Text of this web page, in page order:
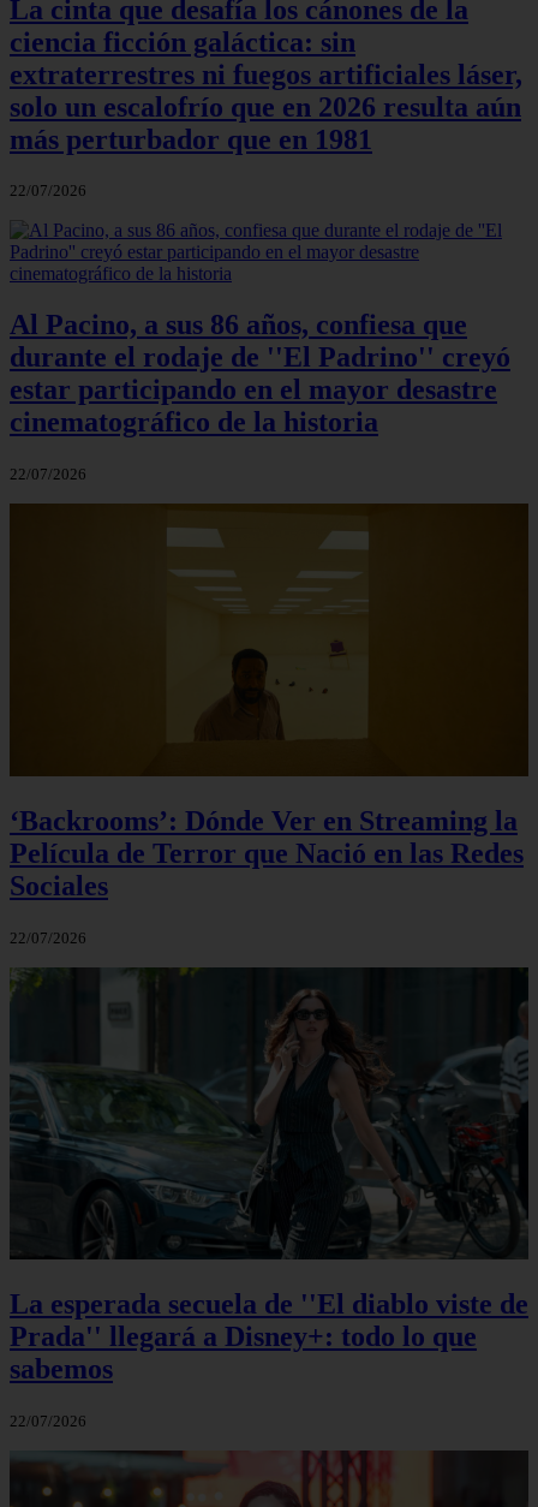
La cinta que desafía los cánones de la
ciencia ficción galáctica: sin
extraterrestres ni fuegos artificiales láser,
solo un escalofrío que en 2026 resulta aún
más perturbador que en 1981
22/07/2026
Al Pacino, a sus 86 años, confiesa que
durante el rodaje de ''El Padrino'' creyó
estar participando en el mayor desastre
cinematográfico de la historia
22/07/2026
‘Backrooms’: Dónde Ver en Streaming la
Película de Terror que Nació en las Redes
Sociales
22/07/2026
La esperada secuela de ''El diablo viste de
Prada'' llegará a Disney+: todo lo que
sabemos
22/07/2026